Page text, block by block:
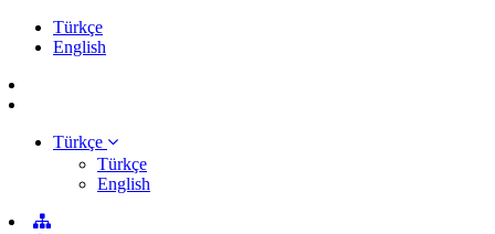
Türkçe
English
Türkçe
Türkçe
English